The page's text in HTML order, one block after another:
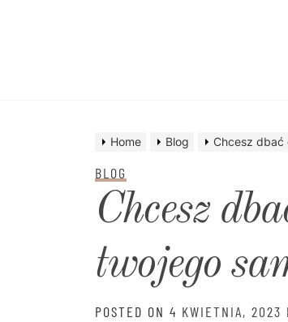
Home Blog Chcesz dbać
BLOG
Chcesz
twojego
POSTED ON 4 KWIETNIA, 2023